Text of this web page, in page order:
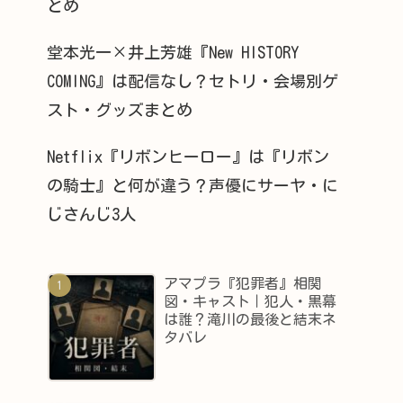
とめ
堂本光一×井上芳雄『New HISTORY
COMING』は配信なし？セトリ・会場別ゲ
スト・グッズまとめ
Netflix『リボンヒーロー』は『リボン
の騎士』と何が違う？声優にサーヤ・に
じさんじ3人
アマプラ『犯罪者』相関
図・キャスト｜犯人・黒幕
は誰？滝川の最後と結末ネ
タバレ